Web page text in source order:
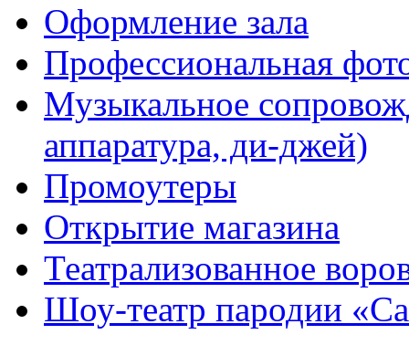
Оформление зала
Профессиональная
Музыкальное
аппаратура, ди-джей)
Промоутеры
Открытие магазина
Театрализованное
Шоу-театр пародии